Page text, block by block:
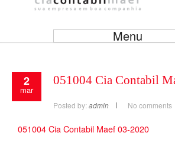
Menu
2
mar
051004 Cia Contabil
Posted by: admin No comments
051004 Cia Contabil Maef 03-2020